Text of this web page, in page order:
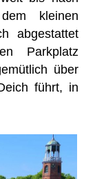
kleinen
abgestattet
Parkplatz
über
führt, in